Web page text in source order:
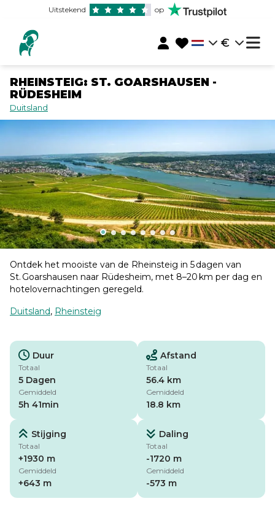
Uitstekend op
€
RHEINSTEIG: ST. GOARSHAUSEN -
RÜDESHEIM
Duitsland
Ontdek het mooiste van de Rheinsteig in 5 dagen van
St. Goarshausen naar Rüdesheim, met 8–20 km per dag en
hotelovernachtingen geregeld.
Duitsland, Rheinsteig
Duur
Totaal
5 Dagen
Gemiddeld
5h 41min
Afstand
Totaal
56.4 km
Gemiddeld
18.8 km
Stijging
Totaal
+1930 m
Gemiddeld
+643 m
Daling
Totaal
-1720 m
Gemiddeld
-573 m